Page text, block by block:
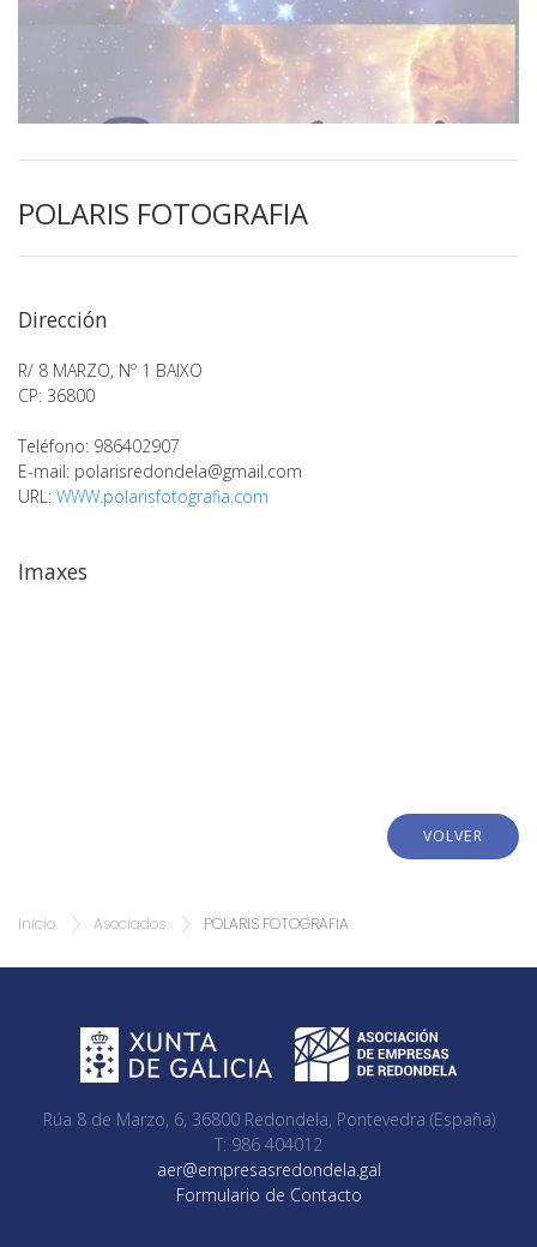
POLARIS FOTOGRAFIA
Dirección
R/ 8 MARZO, Nº 1 BAIXO
CP: 36800
Teléfono: 986402907
E-mail: polarisredondela@gmail.com
URL: WWW.polarisfotografia.com
Imaxes
VOLVER
Inicio Asociados POLARIS FOTOGRAFIA
Rúa 8 de Marzo, 6, 36800 Redondela, Pontevedra (España)
T: 986 404012
aer@empresasredondela.gal
Formulario de Contacto